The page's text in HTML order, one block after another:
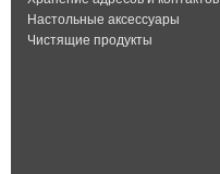
Настольные аксессуары
Чистящие продукты